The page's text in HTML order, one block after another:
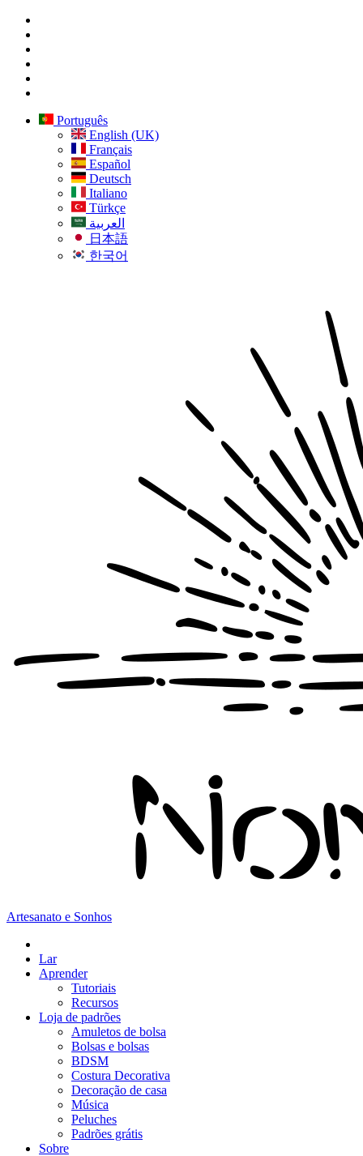
Português
English (UK)
Français
Español
Deutsch
Italiano
Türkçe
العربية
日本語
한국어
Artesanato e Sonhos
Lar
Aprender
Tutoriais
Recursos
Loja de padrões
Amuletos de bolsa
Bolsas e bolsas
BDSM
Costura Decorativa
Decoração de casa
Música
Peluches
Padrões grátis
Sobre